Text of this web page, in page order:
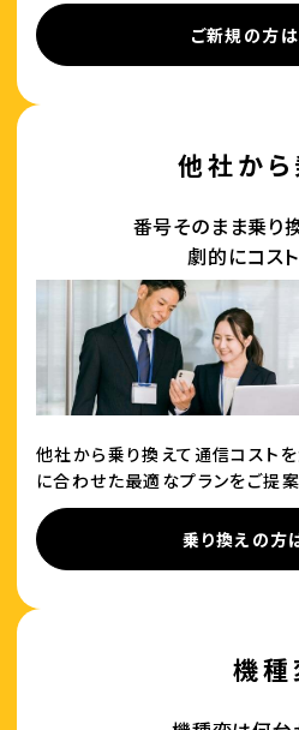
ご新規の方は
他社か
番号そのまま乗り
劇的にコス
他社から乗り換えて通信コスト
に合わせた最適なプランをご提案
乗り換えの方
機種